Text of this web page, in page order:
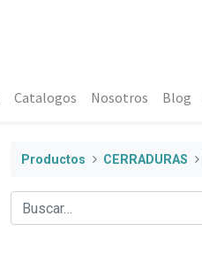
Catalogos Nosotros Blog
Productos CERRADURAS